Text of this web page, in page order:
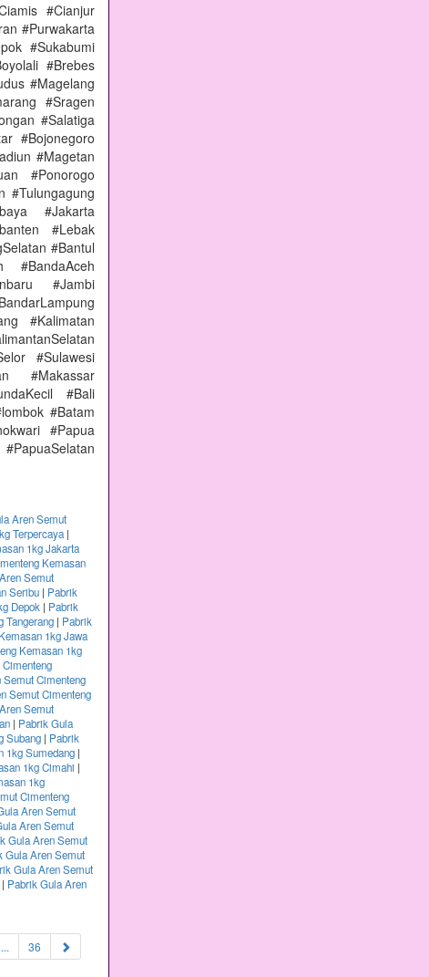
#Cianjur
#Purwakarta
#Sukabumi
#Brebes
#Magelang
#Sragen
#Salatiga
#Bojonegoro
#Magetan
#Ponorogo
#Tulungagung
#Jakarta
#Lebak
#Bantul
#BandaAceh
#Jambi
#Kalimatan
#Sulawesi
#Makassar
#Bali
#Batam
#Papua
Aren Semut
Terpercaya |
1kg Jakarta
Kemasan
Semut
Seribu | Pabrik
Depok | Pabrik
Tangerang | Pabrik
1kg Jawa
Kemasan 1kg
Cimenteng
Semut Cimenteng
Semut
| Pabrik Gula
Subang | Pabrik
1kg Sumedang |
1kg Cimahi |
1kg
Cimenteng
Aren Semut
Aren Semut
Gula Aren Semut
Gula Aren Semut
Gula Aren Semut
| Pabrik Gula Aren
... 36